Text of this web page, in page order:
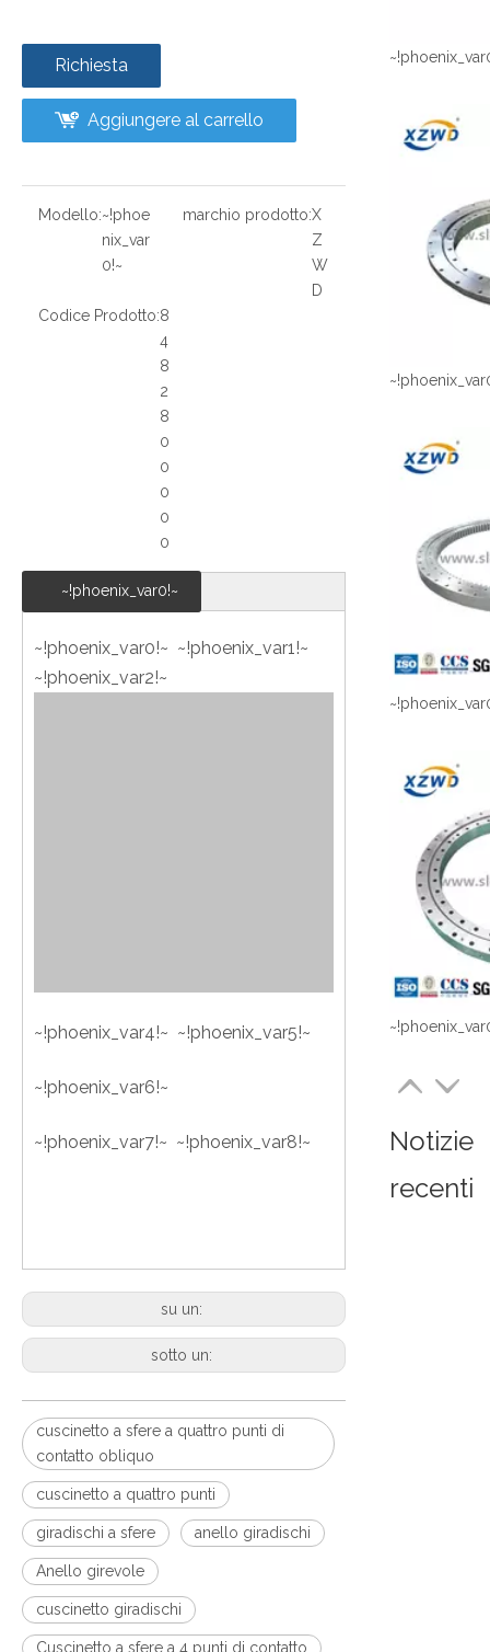
Richiesta
Aggiungere al carrello
Modello:~!phoe
nix_var
0!~
marchio prodotto:X
Z
W
D
Codice Prodotto:8
4
8
2
8
0
0
0
0
0
~!phoenix_var0!~
~!phoenix_var0!~ ~!phoenix_var1!~
~!phoenix_var2!~
~!phoenix_var4!~ ~!phoenix_var5!~
~!phoenix_var6!~
~!phoenix_var7!~ ~!phoenix_var8!~
su un:
sotto un:
cuscinetto a sfere a quattro punti di
contatto obliquo
cuscinetto a quattro punti
giradischi a sfere anello giradischi
Anello girevole
cuscinetto giradischi
Cuscinetto a sfere a 4 punti di contatto
Notizie
recenti